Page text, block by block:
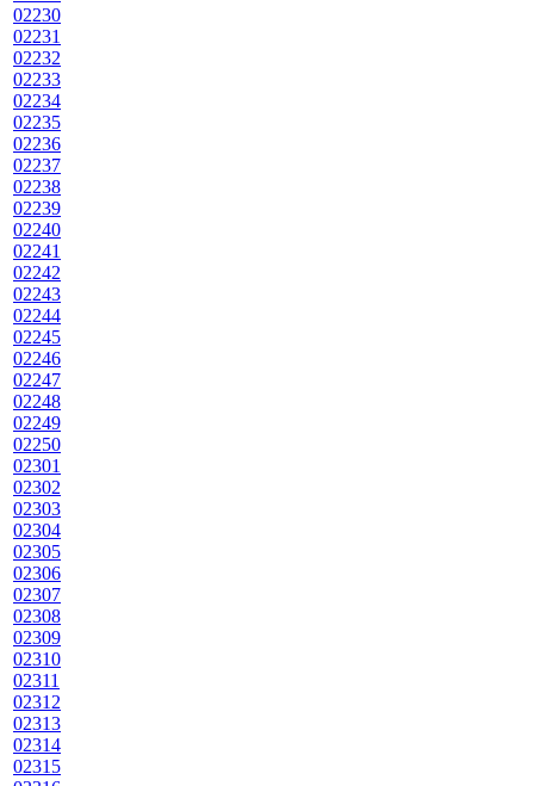
02230
02231
02232
02233
02234
02235
02236
02237
02238
02239
02240
02241
02242
02243
02244
02245
02246
02247
02248
02249
02250
02301
02302
02303
02304
02305
02306
02307
02308
02309
02310
02311
02312
02313
02314
02315